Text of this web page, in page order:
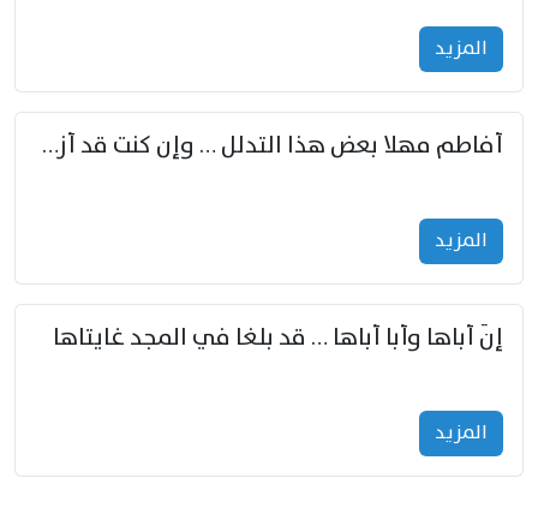
المزید
أفاطم مهلا بعض هذا التدلل … وإن كنت قد أزمعت صرمي فأجملي
المزید
إنّ أباها وأبا أباها … قد بلغا في المجد غايتاها
المزید